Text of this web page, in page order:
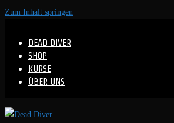
Zum Inhalt springen
DEAD DIVER
SHOP
KURSE
ÜBER UNS